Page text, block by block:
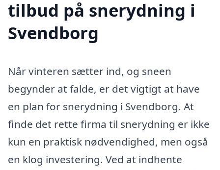
tilbud på snerydning i
Svendborg
Når vinteren sætter ind, og sneen
begynder at falde, er det vigtigt at have
en plan for snerydning i Svendborg. At
finde det rette firma til snerydning er ikke
kun en praktisk nødvendighed, men også
en klog investering. Ved at indhente